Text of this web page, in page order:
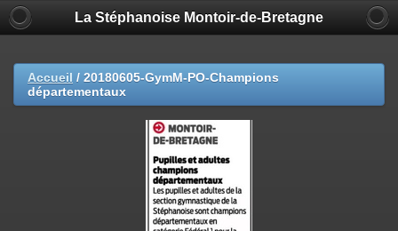
La Stéphanoise Montoir-de-Bretagne
Accueil / 20180605-GymM-PO-Champions
départementaux